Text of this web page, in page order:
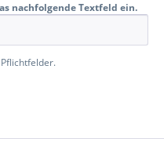
nachfolgende Textfeld ein.